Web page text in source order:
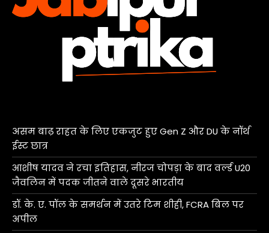
असम बाढ़ राहत के लिए एकजुट हुए Gen Z और DU के नॉर्थ
ईस्ट छात्र
आशीष यादव ने रचा इतिहास, नीरज चोपड़ा के बाद वर्ल्ड U20
जैवलिन में पदक जीतने वाले दूसरे भारतीय
डॉ. के. ए. पॉल के समर्थन में उतरे टिम शीही, FCRA बिल पर
अपील